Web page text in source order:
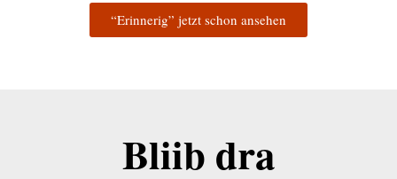
“Erinnerig” jetzt schon ansehen
Bliib dra